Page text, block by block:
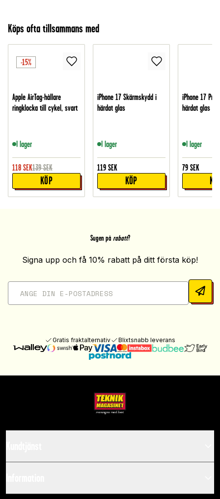
Köps ofta tillsammans med
-15%
Apple AirTag-hållare
ringklocka till cykel, svart
I lager
118 SEK139 SEK
KÖP
iPhone 17 Skärmskydd i
härdat glas
I lager
119 SEK
KÖP
iPhone 17 Pro
härdat glas
I lager
79 SEK
Sugen på rabatt?
Signa upp och få 10% rabatt på ditt första köp!
Gratis fraktalternativ Blixtsnabb leverans